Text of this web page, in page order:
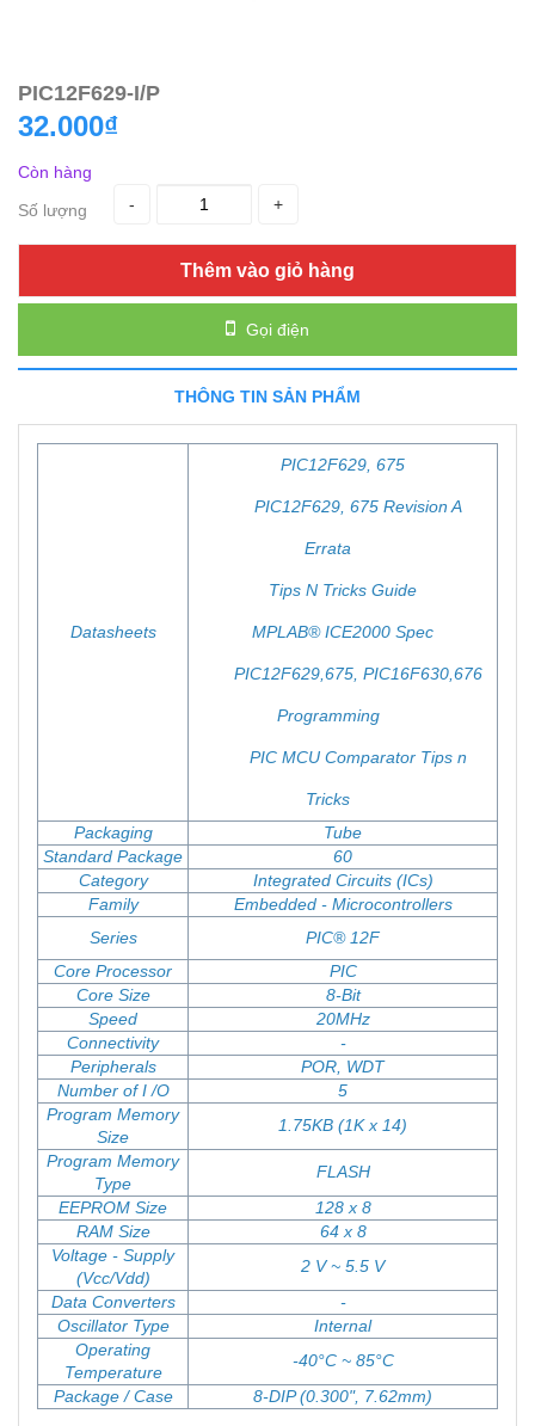
PIC12F629-I/P
32.000₫
Còn hàng
Số lượng
- +
Thêm vào giỏ hàng
Gọi điện
THÔNG TIN SẢN PHẨM
Datasheets
PIC12F629, 675
PIC12F629, 675 Revision A
Errata
Tips N Tricks Guide
MPLAB® ICE2000 Spec
PIC12F629,675, PIC16F630,676
Programming
PIC MCU Comparator Tips n
Tricks
Packaging
Tube
Standard Package
60
Category
Integrated Circuits (ICs)
Family
Embedded - Microcontrollers
Series
PIC® 12F
Core Processor
PIC
Core Size
8-Bit
Speed
20MHz
Connectivity
-
Peripherals
POR, WDT
Number of I /O
5
Program Memory
Size
1.75KB (1K x 14)
Program Memory
Type
FLASH
EEPROM Size
128 x 8
RAM Size
64 x 8
Voltage - Supply
(Vcc/Vdd)
2 V ~ 5.5 V
Data Converters
-
Oscillator Type
Internal
Operating
Temperature
-40°C ~ 85°C
Package / Case
8-DIP (0.300", 7.62mm)